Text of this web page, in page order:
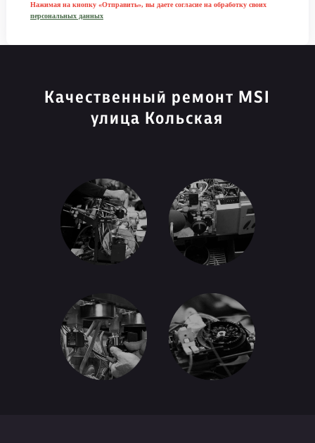
Нажимая на кнопку «Отправить», вы даете согласие на обработку своих
персональных данных
Качественный ремонт MSI
улица Кольская